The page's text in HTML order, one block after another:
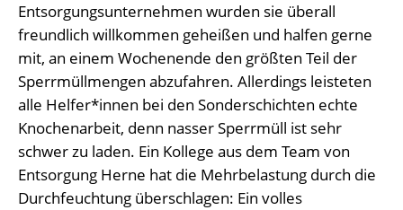
Entsorgungsunternehmen wurden sie überall
freundlich willkommen geheißen und halfen gerne
mit, an einem Wochenende den größten Teil der
Sperrmüllmengen abzufahren. Allerdings leisteten
alle Helfer*innen bei den Sonderschichten echte
Knochenarbeit, denn nasser Sperrmüll ist sehr
schwer zu laden. Ein Kollege aus dem Team von
Entsorgung Herne hat die Mehrbelastung durch die
Durchfeuchtung überschlagen: Ein volles